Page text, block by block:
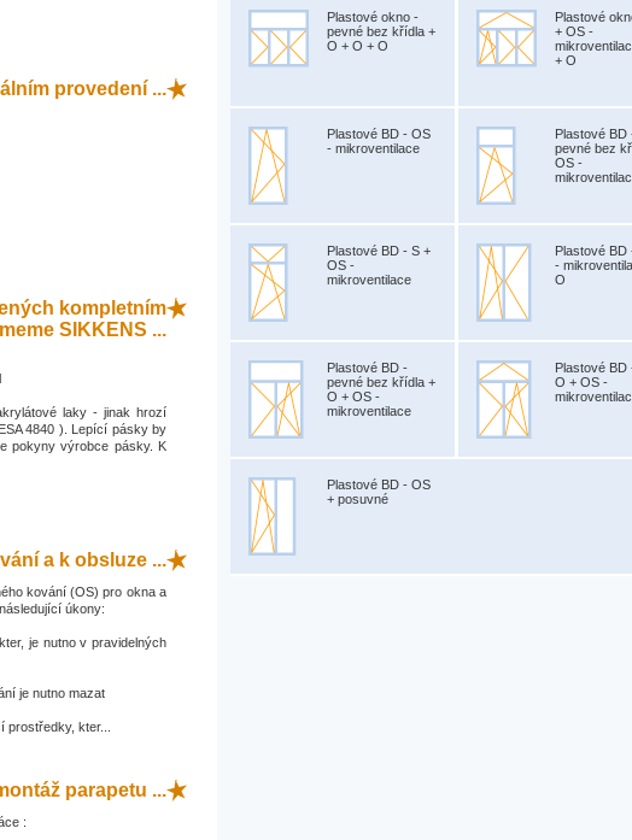
provedení ...
kompletním
SIKKENS ...
laky - jinak hrozí
4840 ). Lepící pásky by
pokyny výrobce pásky. K
a k obsluze ...
kování (OS) pro okna a
úkony:
je nutno v pravidelných
je nutno mazat
kter...
parapetu ...
:
Plastové okno -
pevné bez křídla +
O + O + O
Plastové
+ OS -
+ O
Plastové BD - OS
- mikroventilace
Plastové BD
pevné bez
OS -
Plastové BD - S +
OS -
mikroventilace
Plastové BD
-
O
Plastové BD -
pevné bez křídla +
O + OS -
mikroventilace
Plastové BD
O + OS -
Plastové BD - OS
+ posuvné